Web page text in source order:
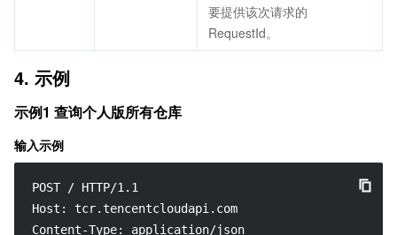
要提供该次请求的
RequestId。
4. 示例
示例1 查询个人版所有仓库
输入示例
POST / HTTP/1.1
Host: tcr.tencentcloudapi.com
Content-Type: application/json